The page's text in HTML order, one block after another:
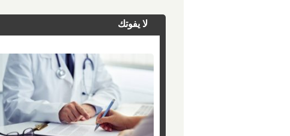
لا يفوتك